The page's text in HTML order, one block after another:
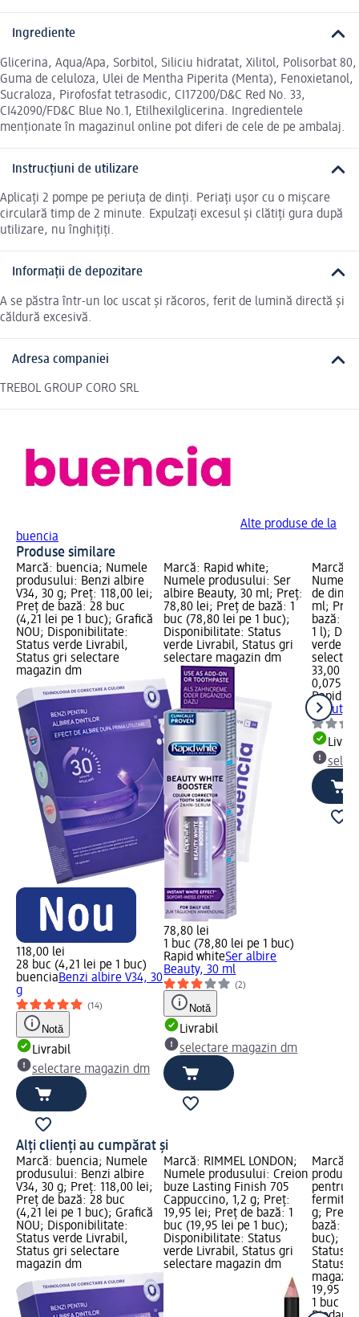
Ingrediente
Glicerina, Aqua/Apa, Sorbitol, Siliciu hidratat, Xilitol, Polisorbat 80,
Guma de celuloza, Ulei de Mentha Piperita (Menta), Fenoxietanol,
Sucraloza, Pirofosfat tetrasodic, CI17200/D&C Red No. 33,
CI42090/FD&C Blue No.1, Etilhexilglicerina. Ingredientele
menționate în magazinul online pot diferi de cele de pe ambalaj.
Instrucțiuni de utilizare
Aplicați 2 pompe pe periuța de dinți. Periați ușor cu o mișcare
circulară timp de 2 minute. Expulzați excesul și clătiți gura după
utilizare, nu înghițiți.
Informații de depozitare
A se păstra într-un loc uscat și răcoros, ferit de lumină directă și
căldură excesivă.
Adresa companiei
TREBOL GROUP CORO SRL
Alte produse de la
buencia
Produse similare
Marcă: buencia; Numele
produsului: Benzi albire
V34, 30 g; Preț: 118,00 lei;
Preț de bază: 28 buc
(4,21 lei pe 1 buc); Grafică
NOU; Disponibilitate:
Status verde Livrabil,
Status gri selectare
magazin dm
118,00 lei
28 buc (4,21 lei pe 1 buc)
buenciaBenzi albire V34, 30
g
(14)
Notă
Livrabil
selectare magazin dm
Marcă: Rapid white;
Numele produsului: Ser
albire Beauty, 30 ml; Preț:
78,80 lei; Preț de bază: 1
buc (78,80 lei pe 1 buc);
Disponibilitate: Status
verde Livrabil, Status gri
selectare magazin dm
78,80 lei
1 buc (78,80 lei pe 1 buc)
Rapid whiteSer albire
Beauty, 30 ml
(2)
Notă
Livrabil
selectare magazin dm
Marcă:
Numele
de dinți
ml;
bază:
1 l);
verde
33,00 lei
0,075 l
Rapid
Beauty
Alți clienți au cumpărat și
Marcă: buencia; Numele
produsului: Benzi albire
V34, 30 g; Preț: 118,00 lei;
Preț de bază: 28 buc
(4,21 lei pe 1 buc); Grafică
NOU; Disponibilitate:
Status verde Livrabil,
Status gri selectare
magazin dm
Marcă: RIMMEL LONDON;
Numele produsului: Creion
buze Lasting Finish 705
Cappuccino, 1,2 g; Preț:
19,95 lei; Preț de bază: 1
buc (19,95 lei pe 1 buc);
Disponibilitate: Status
verde Livrabil, Status gri
selectare magazin dm
Marcă:
pentru
g; Preț:
bază: 1
buc);
Status
Status
19,95 lei
1 buc